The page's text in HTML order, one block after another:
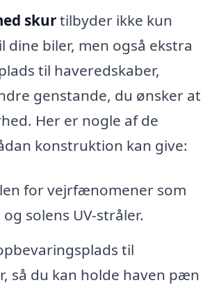
skurtilbyder ikke kun
dine biler, men også ekstra
til haveredskaber,
genstande, du ønsker at
Her er nogle af de
konstruktion kan give:
for vejrfænomener som
solens UV-stråler.
til
så du kan holde haven pæn